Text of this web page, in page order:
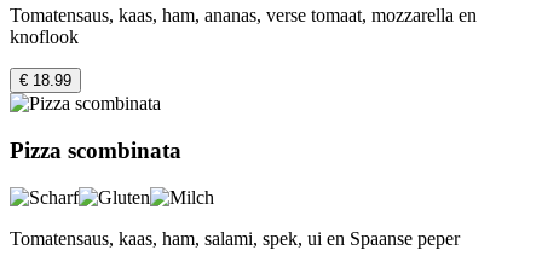
Tomatensaus, kaas, ham, ananas, verse tomaat, mozzarella en
knoflook
€ 18.99
Pizza scombinata
Tomatensaus, kaas, ham, salami, spek, ui en Spaanse peper